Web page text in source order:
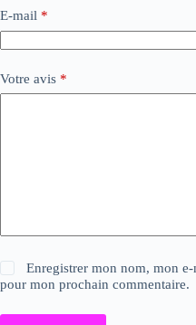
E-mail *
Votre avis *
Enregistrer mon nom, mon
pour mon prochain commentaire.